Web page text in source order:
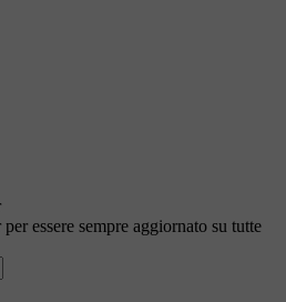
essere sempre aggiornato su tutte